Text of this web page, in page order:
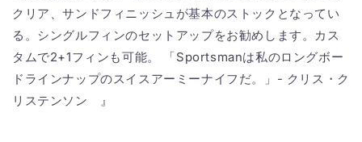
クリア、サンドフィニッシュが基本のストックとなってい
る。シングルフィンのセットアップをお勧めします。カス
タムで2+1フィンも可能。 「Sportsmanは私のロングボー
ドラインナップのスイスアーミーナイフだ。」- クリス・ク
リステンソン 』